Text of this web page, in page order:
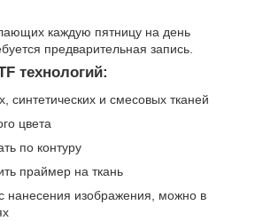
каждую пятницу на день
предварительная запись.
технологий:
синтетических и смесовых тканей
цвета
по контуру
праймер на ткань
нанесения изображения, можно в